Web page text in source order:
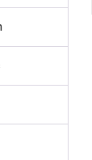
interesuje się